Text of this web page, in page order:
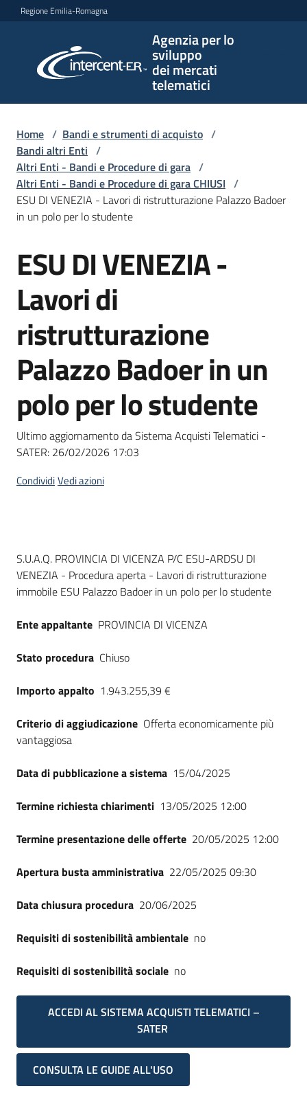
Vai al contenuto
Vai alla navigazione
Vai al footer
Regione Emilia-Romagna
Agenzia per lo
sviluppo
dei mercati
telematici
per lo
sviluppo
telematici
L'Agenzia
Bandi
e
Supporto
Piattaforme
telematiche
site
Seguici
Home / Bandi e strumenti di acquisto /
Bandi altri Enti /
Altri Enti - Bandi e Procedure di gara /
Altri Enti - Bandi e Procedure di gara CHIUSI /
ESU DI VENEZIA - Lavori di ristrutturazione Palazzo Badoer
in un polo per lo studente
Salta al contenuto
ESU DI VENEZIA -
Lavori di
ristrutturazione
Palazzo Badoer in un
polo per lo studente
Ultimo aggiornamento da Sistema Acquisti Telematici -
SATER: 26/02/2026 17:03
CondividiVedi azioni
Dati del bando
S.U.A.Q. PROVINCIA DI VICENZA P/C ESU-ARDSU DI
VENEZIA - Procedura aperta - Lavori di ristrutturazione
immobile ESU Palazzo Badoer in un polo per lo studente
Ente appaltante PROVINCIA DI VICENZA
Stato procedura Chiuso
Importo appalto 1.943.255,39 €
Criterio di aggiudicazione Offerta economicamente più
vantaggiosa
Data di pubblicazione a sistema 15/04/2025
Termine richiesta chiarimenti 13/05/2025 12:00
Termine presentazione delle offerte 20/05/2025 12:00
Apertura busta amministrativa 22/05/2025 09:30
Data chiusura procedura 20/06/2025
Requisiti di sostenibilità ambientale no
Requisiti di sostenibilità sociale no
ACCEDI AL SISTEMA ACQUISTI TELEMATICI –
SATER
CONSULTA LE GUIDE ALL'USO